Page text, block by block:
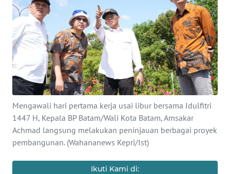
Mengawali hari pertama kerja usai libur bersama Idulfitri
1447 H, Kepala BP Batam/Wali Kota Batam, Amsakar
Achmad langsung melakukan peninjauan berbagai proyek
pembangunan. (Wahananews Kepri/Ist)
Ikuti Kami di:
PERISTIWA
NATUNA
BINTAN
Informasi
INDEKS
BERITA
KAMI